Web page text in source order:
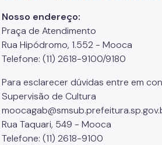
Nosso endereço:
Praça de Atendimento
Rua Hipódromo, 1.552 - Mooca
Telefone: (11) 2618-9100/9180
Para esclarecer dúvidas entre em
Supervisão de Cultura
Rua Taquari, 549 - Mooca
Telefone: (11) 2618-9100